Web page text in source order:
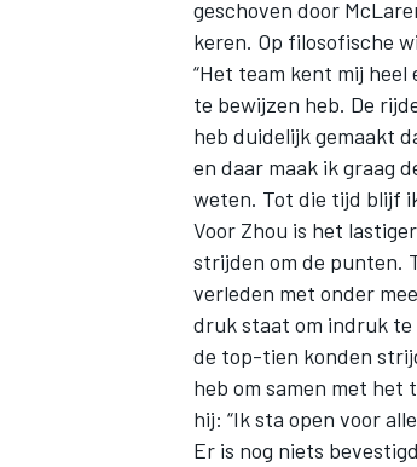
geschoven door
keren. Op filosofische
“Het team kent mij
te bewijzen heb. De
heb duidelijk gemaakt
en daar maak ik graag
weten. Tot die tijd blijf
Voor Zhou is het
strijden om de punten.
verleden met onder
druk staat om indruk te
de top-tien konden
heb om samen met het
hij: “Ik sta open voor
Er is nog niets